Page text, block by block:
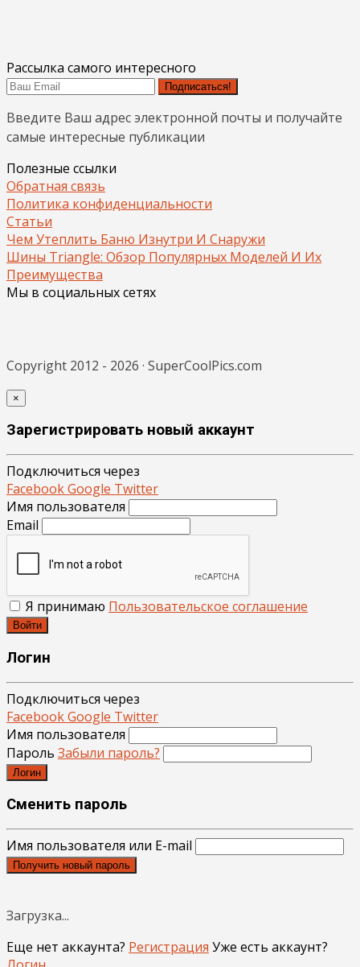
Рассылка самого интересного
Подписаться!
Введите Ваш адрес электронной почты и получайте
самые интересные публикации
Полезные ссылки
Обратная связь
Политика конфиденциальности
Статьи
Чем Утеплить Баню Изнутри И Снаружи
Шины Triangle: Обзор Популярных Моделей И Их
Преимущества
Мы в социальных сетях
Copyright 2012 - 2026 · SuperCoolPics.com
×
Зарегистрировать новый аккаунт
Подключиться через
FacebookGoogle Twitter
Имя пользователя
Email
Я принимаю Пользовательское соглашение
Войти
Логин
Подключиться через
FacebookGoogle Twitter
Имя пользователя
Пароль Забыли пароль?
Логин
Сменить пароль
Имя пользователя или E-mail
Получить новый пароль
Загрузка...
Еще нет аккаунта? Регистрация Уже есть аккаунт?